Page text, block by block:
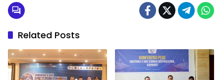
Related Posts